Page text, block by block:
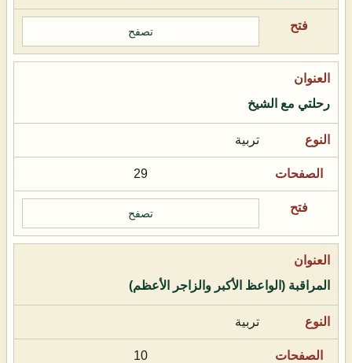
تصفح
رحلتي مع الشيخ
تربية
29
تصفح
المراقبة (الواعظ الأكبر والزاجر الأعظم)
تربية
10